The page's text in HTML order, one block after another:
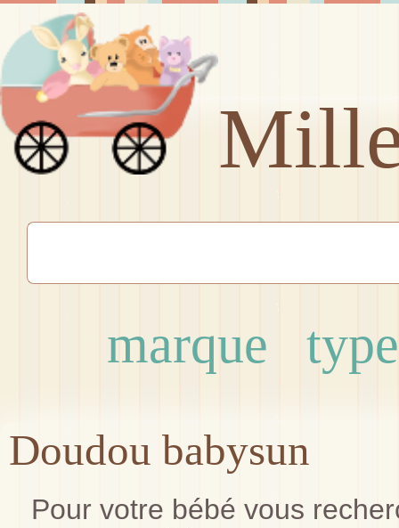
marque type
Doudou babysun
Pour votre bébé vous